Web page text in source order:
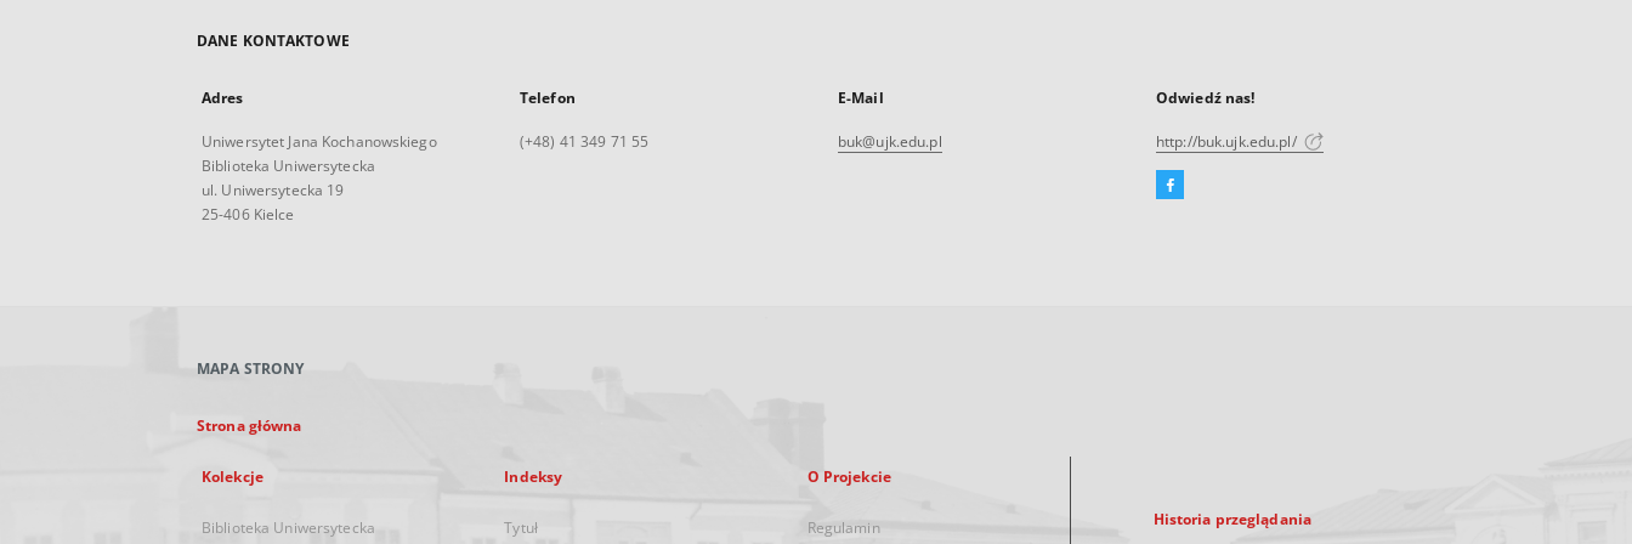
DANE KONTAKTOWE
Adres
Uniwersytet Jana Kochanowskiego
Biblioteka Uniwersytecka
ul. Uniwersytecka 19
25-406 Kielce
Telefon
(+48) 41 349 71 55
E-Mail
buk@ujk.edu.pl
Odwiedź nas!
http://buk.ujk.edu.pl/
Facebook
MAPA STRONY
Strona główna
Kolekcje
Biblioteka Uniwersytecka
Indeksy
Tytuł
O Projekcie
Regulamin Historia przeglądania